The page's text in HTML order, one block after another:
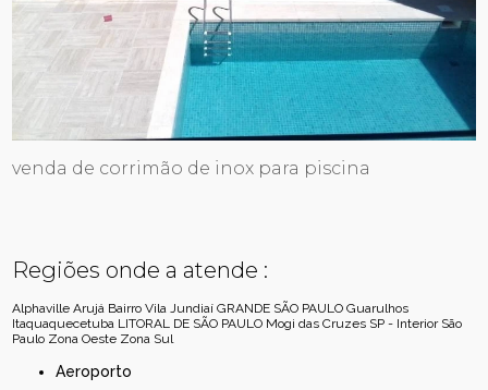
venda de corrimão de inox para piscina
Regiões onde a atende :
Alphaville Arujá Bairro Vila Jundiaí GRANDE SÃO PAULO Guarulhos
Itaquaquecetuba LITORAL DE SÃO PAULO Mogi das Cruzes SP - Interior São
Paulo Zona Oeste Zona Sul
Aeroporto